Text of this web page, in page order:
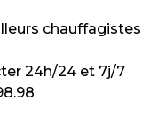
chauffagistes
24h/24 et 7j/7